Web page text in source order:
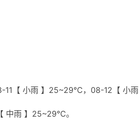
【 小雨 】25~29℃，08-12【 小雨
雨 】25~29℃。